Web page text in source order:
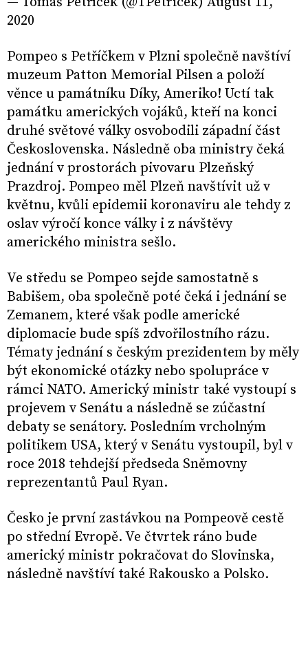
2020
Pompeo s Petříčkem v Plzni společně navštíví
muzeum Patton Memorial Pilsen a položí
věnce u památníku Díky, Ameriko! Uctí tak
památku amerických vojáků, kteří na konci
druhé světové války osvobodili západní část
Československa. Následně oba ministry čeká
jednání v prostorách pivovaru Plzeňský
Prazdroj. Pompeo měl Plzeň navštívit už v
květnu, kvůli epidemii koronaviru ale tehdy z
oslav výročí konce války i z návštěvy
amerického ministra sešlo.
Ve středu se Pompeo sejde samostatně s
Babišem, oba společně poté čeká i jednání se
Zemanem, které však podle americké
diplomacie bude spíš zdvořilostního rázu.
Tématy jednání s českým prezidentem by měly
být ekonomické otázky nebo spolupráce v
rámci NATO. Americký ministr také vystoupí s
projevem v Senátu a následně se zúčastní
debaty se senátory. Posledním vrcholným
politikem USA, který v Senátu vystoupil, byl v
roce 2018 tehdejší předseda Sněmovny
reprezentantů Paul Ryan.
Česko je první zastávkou na Pompeově cestě
po střední Evropě. Ve čtvrtek ráno bude
americký ministr pokračovat do Slovinska,
následně navštíví také Rakousko a Polsko.